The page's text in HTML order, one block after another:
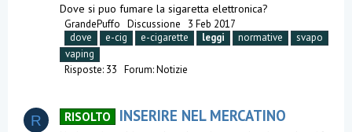
Dove si puo fumare la sigaretta elettronica?
GrandePuffo Discussione
3 Feb 2017
dove
e-cig e-cigarette leggi normative
svapo
vaping
Risposte: 33 Forum:Notizie
R RISOLTO INSERIRE NEL MERCATINO